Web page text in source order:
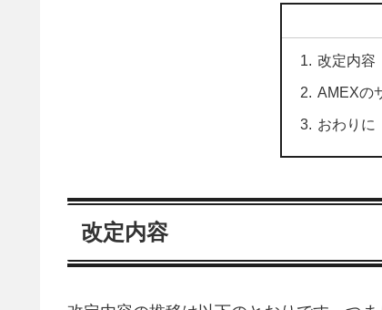
改定内容
AMEXの
おわりに
改定内容